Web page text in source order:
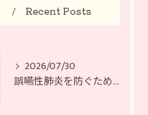
Recent Posts
2026/07/30
誤嚥性肺炎を防ぐために